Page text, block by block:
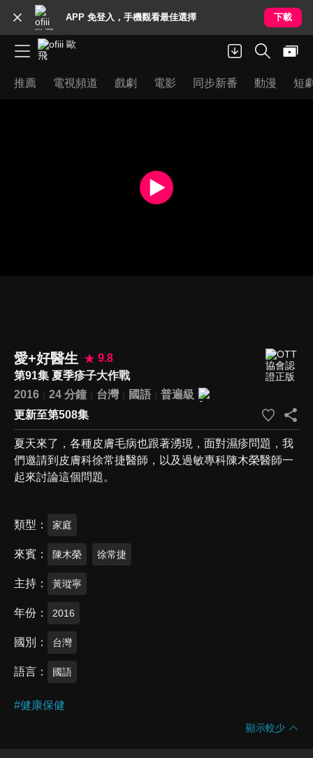
APP 免登入，手機觀看最佳選擇 下載
推薦 電視頻道 戲劇 電影 同步新番 動漫 短
愛+好醫生
9.8
第91集 夏季疹子大作戰
2016
24 分鐘 台灣 國語
普遍級
更新至第508集
夏天來了，各種皮膚毛病也跟著湧現，面對濕疹問題，我
們邀請到皮膚科徐常捷醫師，以及過敏專科陳木榮醫師一
起來討論這個問題。
類型 家庭
來賓 陳木榮 徐常捷
主持 黃瑽寧
年份 2016
國別 台灣
語言 國語
#健康保健
顯示較少